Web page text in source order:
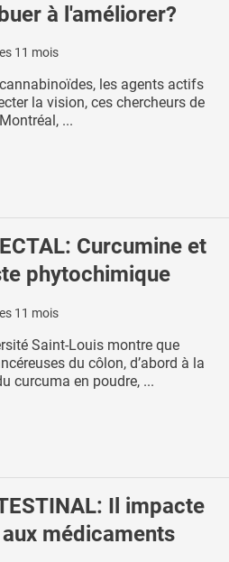
à l'améliorer?
11 mois
les agents actifs
la vision, ces chercheurs de
...
Curcumine et
phytochimique
11 mois
Saint-Louis montre que
du côlon, d’abord à la
curcuma en poudre, ...
Il impacte
médicaments